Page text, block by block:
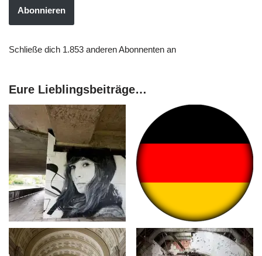
Abonnieren
Schließe dich 1.853 anderen Abonnenten an
Eure Lieblingsbeiträge…